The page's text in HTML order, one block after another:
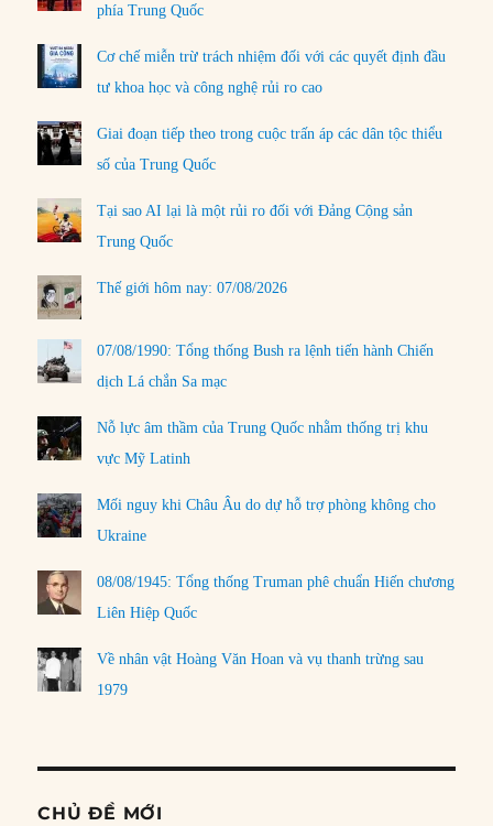
phía Trung Quốc
Cơ chế miễn trừ trách nhiệm đối với các quyết định đầu
tư khoa học và công nghệ rủi ro cao
Giai đoạn tiếp theo trong cuộc trấn áp các dân tộc thiểu
số của Trung Quốc
Tại sao AI lại là một rủi ro đối với Đảng Cộng sản
Trung Quốc
Thế giới hôm nay: 07/08/2026
07/08/1990: Tổng thống Bush ra lệnh tiến hành Chiến
dịch Lá chắn Sa mạc
Nỗ lực âm thầm của Trung Quốc nhằm thống trị khu
vực Mỹ Latinh
Mối nguy khi Châu Âu do dự hỗ trợ phòng không cho
Ukraine
08/08/1945: Tổng thống Truman phê chuẩn Hiến chương
Liên Hiệp Quốc
Về nhân vật Hoàng Văn Hoan và vụ thanh trừng sau
1979
CHỦ ĐỀ MỚI